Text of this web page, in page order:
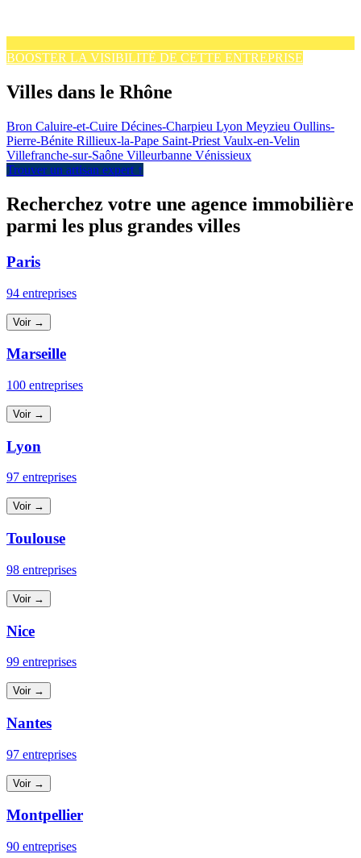
BOOSTER LA VISIBILITÉ DE CETTE ENTREPRISE
Villes dans le Rhône
Bron Caluire-et-Cuire Décines-Charpieu Lyon Meyzieu Oullins-
Pierre-Bénite Rillieux-la-Pape Saint-Priest Vaulx-en-Velin
Villefranche-sur-Saône Villeurbanne Vénissieux
Trouver un artisan expert ↑
Recherchez votre une agence immobilière
parmi les plus grandes villes
Paris
94 entreprises
Voir →
Marseille
100 entreprises
Voir →
Lyon
97 entreprises
Voir →
Toulouse
98 entreprises
Voir →
Nice
99 entreprises
Voir →
Nantes
97 entreprises
Voir →
Montpellier
90 entreprises